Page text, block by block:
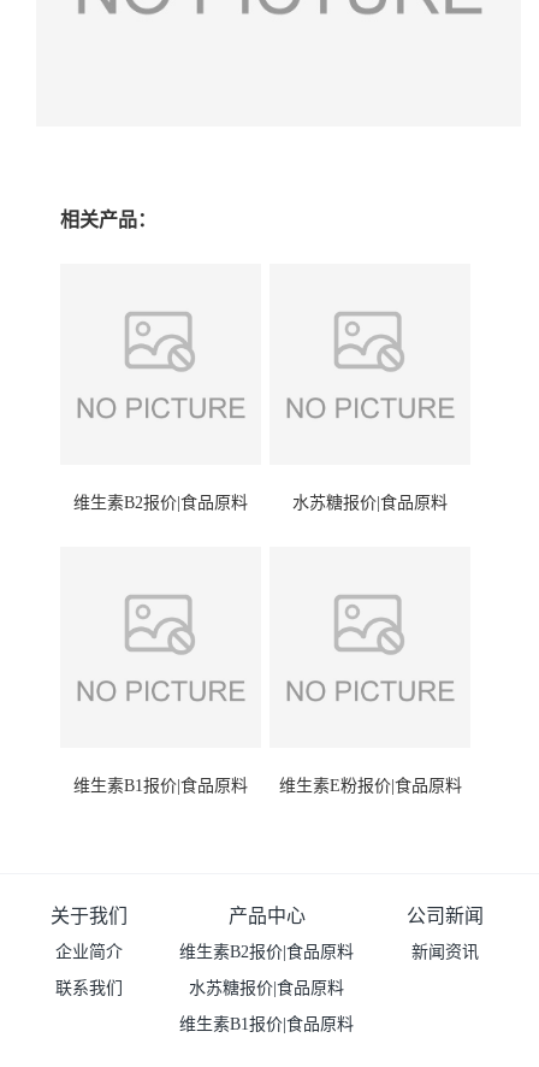
相关产品：
维生素B2报价|食品原料 水苏糖报价|食品原料
维生素B1报价|食品原料 维生素E粉报价|食品原料
关于我们
企业简介
联系我们
产品中心
维生素B2报价|食品原料
水苏糖报价|食品原料
维生素B1报价|食品原料
公司新闻
新闻资讯